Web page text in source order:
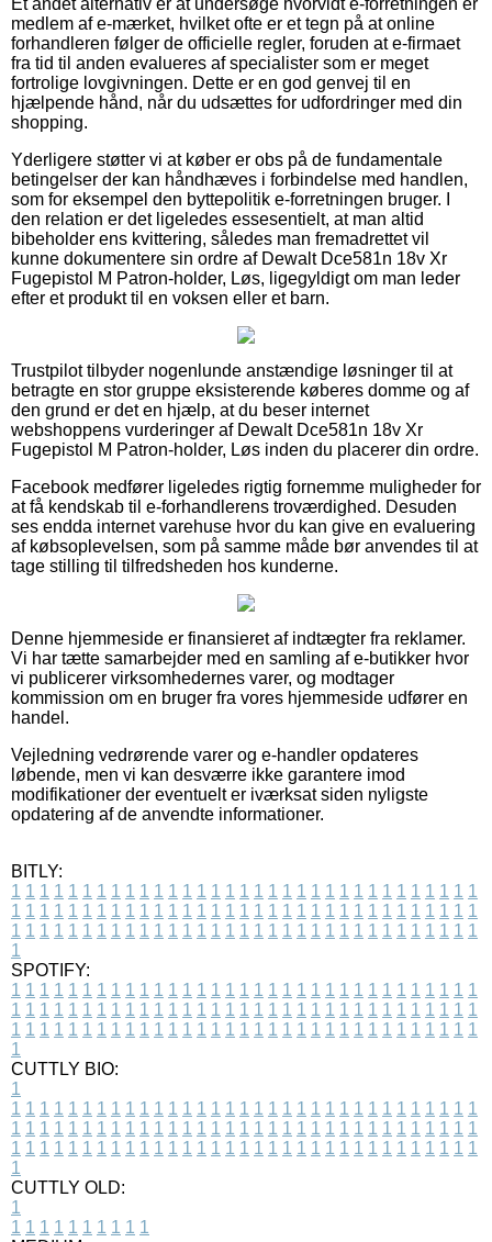
medlem af e-mærket, hvilket ofte er et tegn på at online
forhandleren følger de officielle regler, foruden at e-firmaet
fra tid til anden evalueres af specialister som er meget
fortrolige lovgivningen. Dette er en god genvej til en
hjælpende hånd, når du udsættes for udfordringer med din
shopping.
Yderligere støtter vi at køber er obs på de fundamentale
betingelser der kan håndhæves i forbindelse med handlen,
som for eksempel den byttepolitik e-forretningen bruger. I
den relation er det ligeledes essesentielt, at man altid
bibeholder ens kvittering, således man fremadrettet vil
kunne dokumentere sin ordre af Dewalt Dce581n 18v Xr
Fugepistol M Patron-holder, Løs, ligegyldigt om man leder
efter et produkt til en voksen eller et barn.
Trustpilot tilbyder nogenlunde anstændige løsninger til at
betragte en stor gruppe eksisterende køberes domme og af
den grund er det en hjælp, at du beser internet
webshoppens vurderinger af Dewalt Dce581n 18v Xr
Fugepistol M Patron-holder, Løs inden du placerer din ordre.
Facebook medfører ligeledes rigtig fornemme muligheder for
at få kendskab til e-forhandlerens troværdighed. Desuden
ses endda internet varehuse hvor du kan give en evaluering
af købsoplevelsen, som på samme måde bør anvendes til at
tage stilling til tilfredsheden hos kunderne.
Denne hjemmeside er finansieret af indtægter fra reklamer.
Vi har tætte samarbejder med en samling af e-butikker hvor
vi publicerer virksomhedernes varer, og modtager
kommission om en bruger fra vores hjemmeside udfører en
handel.
Vejledning vedrørende varer og e-handler opdateres
løbende, men vi kan desværre ikke garantere imod
modifikationer der eventuelt er iværksat siden nyligste
opdatering af de anvendte informationer.
BITLY:
1 1 1 1 1 1 1 1 1 1 1 1 1 1 1 1 1 1 1 1 1 1 1 1 1 1 1 1 1 1 1 1 1
1 1 1 1 1 1 1 1 1 1 1 1 1 1 1 1 1 1 1 1 1 1 1 1 1 1 1 1 1 1 1 1 1
1 1 1 1 1 1 1 1 1 1 1 1 1 1 1 1 1 1 1 1 1 1 1 1 1 1 1 1 1 1 1 1 1
1
SPOTIFY:
1 1 1 1 1 1 1 1 1 1 1 1 1 1 1 1 1 1 1 1 1 1 1 1 1 1 1 1 1 1 1 1 1
1 1 1 1 1 1 1 1 1 1 1 1 1 1 1 1 1 1 1 1 1 1 1 1 1 1 1 1 1 1 1 1 1
1 1 1 1 1 1 1 1 1 1 1 1 1 1 1 1 1 1 1 1 1 1 1 1 1 1 1 1 1 1 1 1 1
1
CUTTLY BIO:
1
1 1 1 1 1 1 1 1 1 1 1 1 1 1 1 1 1 1 1 1 1 1 1 1 1 1 1 1 1 1 1 1 1
1 1 1 1 1 1 1 1 1 1 1 1 1 1 1 1 1 1 1 1 1 1 1 1 1 1 1 1 1 1 1 1 1
1 1 1 1 1 1 1 1 1 1 1 1 1 1 1 1 1 1 1 1 1 1 1 1 1 1 1 1 1 1 1 1 1
1
CUTTLY OLD:
1
1 1 1 1 1 1 1 1 1 1